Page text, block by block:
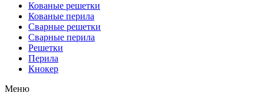
Кованые решетки
Кованые перила
Сварные решетки
Сварные перила
Решетки
Перила
Кнокер
Меню